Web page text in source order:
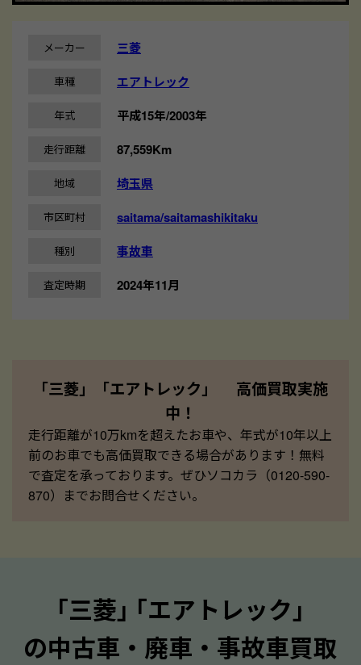
メーカー 三菱
車種 エアトレック
年式 平成15年/2003年
走行距離 87,559Km
地域 埼玉県
市区町村 saitama/saitamashikitaku
種別 事故車
査定時期 2024年11月
「三菱」「エアトレック」 高価買取実施
中！
走行距離が10万kmを超えたお車や、年式が10年以上
前のお車でも高価買取できる場合があります！無料
で査定を承っております。ぜひソコカラ（0120-590-
870）までお問合せください。
｢三菱｣ ｢エアトレック｣
の中古車・廃車・事故車買取